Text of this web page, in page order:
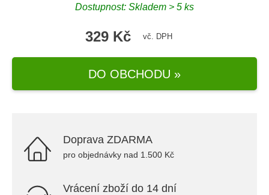
Dostupnost: Skladem > 5 ks
329 Kč vč. DPH
DO OBCHODU »
Doprava ZDARMA
pro objednávky nad 1.500 Kč
Vrácení zboží do 14 dní